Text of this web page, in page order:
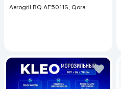
Aerogril BQ AF5011S, Qora